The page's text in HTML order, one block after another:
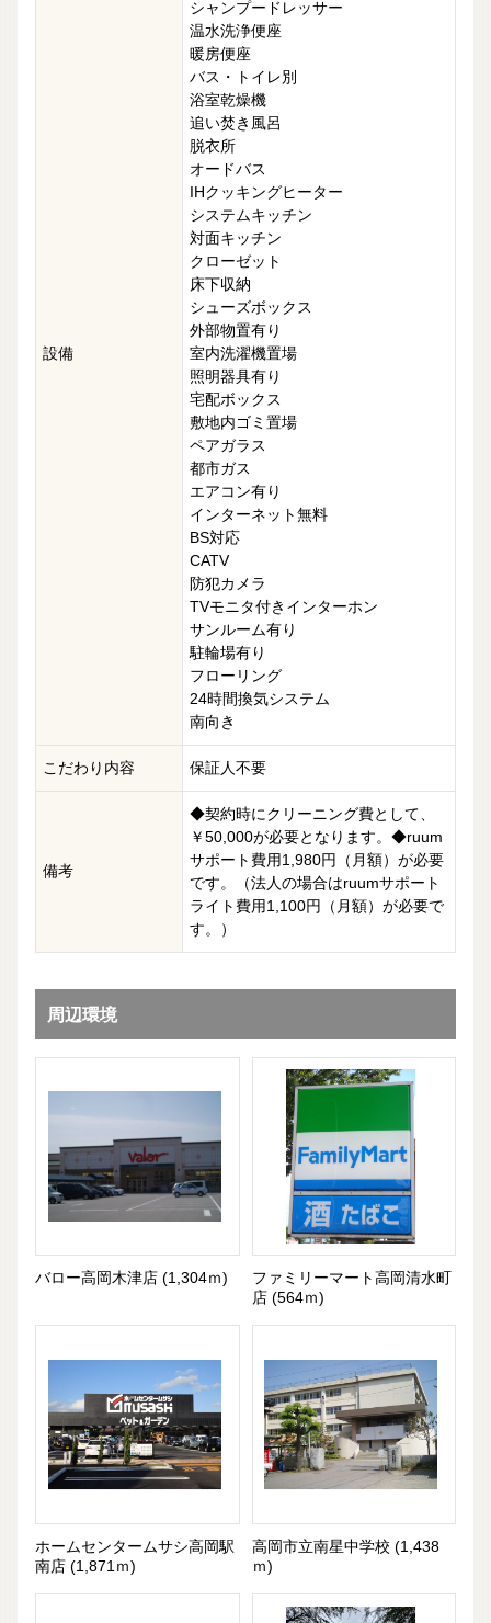
設備
シャンプードレッサー
温水洗浄便座
暖房便座
バス・トイレ別
浴室乾燥機
追い焚き風呂
脱衣所
オードバス
IHクッキングヒーター
システムキッチン
対面キッチン
クローゼット
床下収納
シューズボックス
外部物置有り
室内洗濯機置場
照明器具有り
宅配ボックス
敷地内ゴミ置場
ペアガラス
都市ガス
エアコン有り
インターネット無料
BS対応
CATV
防犯カメラ
TVモニタ付きインターホン
サンルーム有り
駐輪場有り
フローリング
24時間換気システム
南向き
こだわり内容 保証人不要
備考
◆契約時にクリーニング費として、
￥50,000が必要となります。◆ruum
サポート費用1,980円（月額）が必要
です。（法人の場合はruumサポート
ライト費用1,100円（月額）が必要で
す。）
周辺環境
バロー高岡木津店 (1,304ｍ)
ファミリーマート高岡清水町
店 (564ｍ)
ホームセンタームサシ高岡駅
南店 (1,871ｍ)
高岡市立南星中学校 (1,438
ｍ)